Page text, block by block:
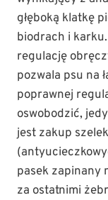
głęboką klatkę
biodrach i
regulację
pozwala psu na
poprawnej
oswobodzić,
jest zakup
pasek zapinany
za ostatnimi